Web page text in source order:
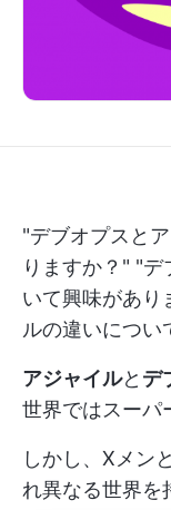
"デブオプスと
りますか？" "
いて興味があり
ルの違いについ
アジャイルと デ
世界ではスーパ
しかし、Xメン
れ異なる世界を